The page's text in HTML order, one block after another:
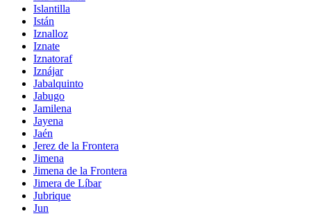
Islantilla
Istán
Iznalloz
Iznate
Iznatoraf
Iznájar
Jabalquinto
Jabugo
Jamilena
Jayena
Jaén
Jerez de la Frontera
Jimena
Jimena de la Frontera
Jimera de Líbar
Jubrique
Jun